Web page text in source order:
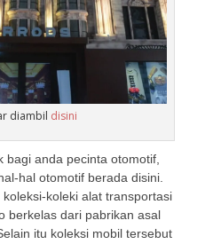
diambil disini
bagi anda pecinta otomotif,
hal otomotif berada disini.
koleki alat transportasi
berkelas dari pabrikan asal
itu koleksi mobil tersebut